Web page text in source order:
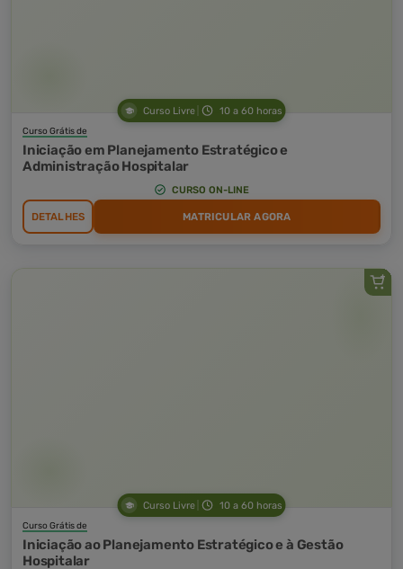
Curso Livre 10 a 60 horas
Curso Grátis de
Iniciação em Planejamento Estratégico e
Administração Hospitalar
CURSO ON-LINE
DETALHES MATRICULAR AGORA
Curso Livre 10 a 60 horas
Curso Grátis de
Iniciação ao Planejamento Estratégico e à Gestão
Hospitalar